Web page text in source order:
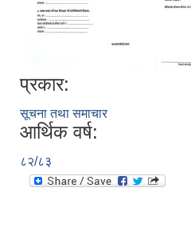
प्रकार:
सूचना तथा समाचार
आर्थिक वर्ष:
८२/८३